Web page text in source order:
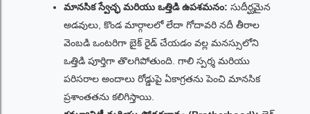
మానసిక స్వేచ్ఛ మరియు ఒత్తిడి ఉపశమనం: సుదీర్ఘమైన
అడవులు, కొండ మార్గాలలో లేదా గోదావరి నదీ తీరాల
వెంబడి ఒంటరిగా బైక్ రైడ్ చేయడం వల్ల మనస్సులోని
ఒత్తిడి పూర్తిగా తొలగిపోతుంది. గాలి స్పర్శ మరియు
పరిసరాల అందాలు రోడ్డుపై ఏకాగ్రతను పెంచి మానసిక
ప్రశాంతతను కలిగిస్తాయి.